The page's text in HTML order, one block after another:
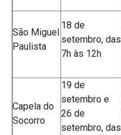
São Miguel
Paulista
18 de
setembro, das
7h às 12h
Capela do
Socorro
19 de
setembro e
26 de
setembro, das